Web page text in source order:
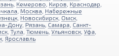
Кемерово Киров Краснодар
Москва Набережные
Новосибирск Омск
Дону Рязань Самара Санкт-
Тула Тюмень Ульяновск Уфа
Ярославль